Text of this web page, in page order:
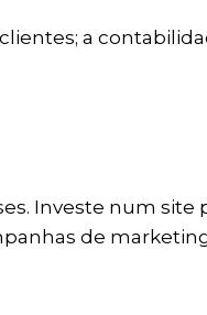
a
Investe num site
de